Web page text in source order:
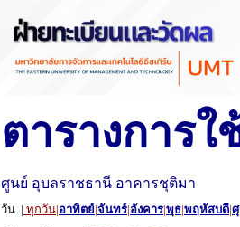
ตารางการใ
ศูนย์ อุบลราชธานี อาคารชุติมา
วัน | ทุกวัน|อาทิตย์|จันทร์|อังคาร|พุธ|พฤหัสบดี|